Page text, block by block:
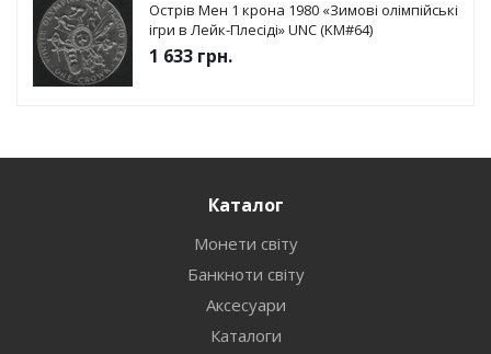
Острів Мен 1 крона 1980 «Зимові олімпійські
ігри в Лейк-Плесіді» UNC (KM#64)
1 633 грн.
Каталог
Монети світу
Банкноти світу
Аксесуари
Каталоги